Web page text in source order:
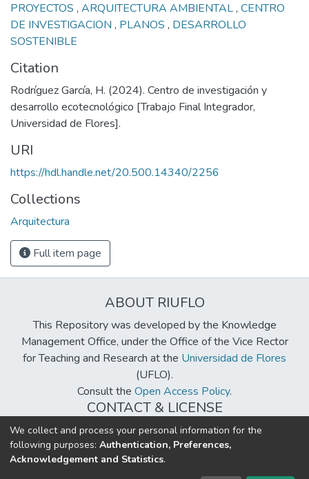
PROYECTOS , ARQUITECTURA AMBIENTAL, CENTRO
DE INVESTIGACION , PLANOS , DESARROLLO
SOSTENIBLE
Citation
Rodríguez García, H. (2024). Centro de investigación y
desarrollo ecotecnológico [Trabajo Final Integrador,
Universidad de Flores].
URI
https://hdl.handle.net/20.500.14340/2256
Collections
Arquitectura
Full item page
ABOUT RIUFLO
This Repository was developed by the Knowledge
Management Office, under the Office of the Vice Rector
for Teaching and Research at the Universidad de Flores
(UFLO).
Consult the Open Access Policy.
CONTACT & LICENSE
biblioteca@uflouniversidad.edu.ar
Creative Commons LicenseBY-NC-ND 4.0
We collect and process your personal information for the
following purposes: Authentication, Preferences,
Acknowledgement and Statistics.